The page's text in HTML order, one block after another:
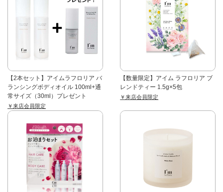
【2本セット】アイムラフロリア バ
ランシングボディオイル 100ml+通
常サイズ（30ml）プレゼント
￥来店会員限定
【数量限定】アイム ラフロリア ブ
レンドティー 1.5g×5包
￥来店会員限定